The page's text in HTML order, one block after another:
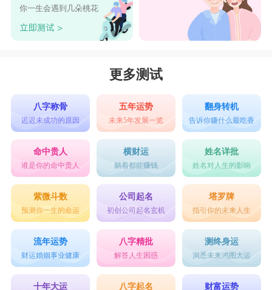
你一生会遇到几朵桃花
更多测试
八字称骨
迟迟未成功的原因
五年运势
未来5年发展一览
翻身转机
告诉你赚什么最吃香
命中贵人
谁是你的命中贵人
横财运
躺着都能赚钱
姓名详批
姓名对人生的影响
紫微斗数
预测你一生的命运
公司起名
初创公司起名玄机
塔罗牌
指引你的未来人生
流年运势
财运婚姻事业健康
八字精批
解答人生困惑
测终身运
洞悉未来鸿图大运
十年大运 八字起名 财富运势